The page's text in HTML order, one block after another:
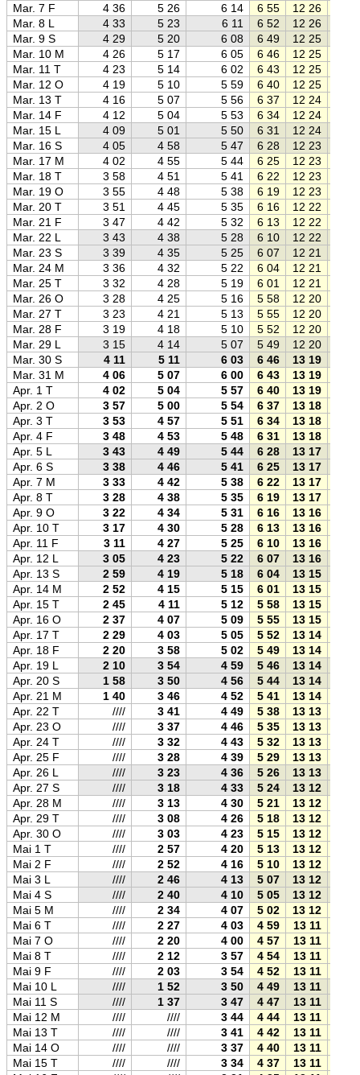
Mar. 7 F
4 36 5 26 6 14 6 55 12 26
Mar. 8 L
4 33 5 23 6 11 6 52 12 26
Mar. 9 S
4 29 5 20 6 08 6 49 12 25
Mar. 10 M
4 26 5 17 6 05 6 46 12 25
Mar. 11 T
4 23 5 14 6 02 6 43 12 25
Mar. 12 O
4 19 5 10 5 59 6 40 12 25
Mar. 13 T
4 16 5 07 5 56 6 37 12 24
Mar. 14 F
4 12 5 04 5 53 6 34 12 24
Mar. 15 L
4 09 5 01 5 50 6 31 12 24
Mar. 16 S
4 05 4 58 5 47 6 28 12 23
Mar. 17 M
4 02 4 55 5 44 6 25 12 23
Mar. 18 T
3 58 4 51 5 41 6 22 12 23
Mar. 19 O
3 55 4 48 5 38 6 19 12 23
Mar. 20 T
3 51 4 45 5 35 6 16 12 22
Mar. 21 F
3 47 4 42 5 32 6 13 12 22
Mar. 22 L
3 43 4 38 5 28 6 10 12 22
Mar. 23 S
3 39 4 35 5 25 6 07 12 21
Mar. 24 M
3 36 4 32 5 22 6 04 12 21
Mar. 25 T
3 32 4 28 5 19 6 01 12 21
Mar. 26 O
3 28 4 25 5 16 5 58 12 20
Mar. 27 T
3 23 4 21 5 13 5 55 12 20
Mar. 28 F
3 19 4 18 5 10 5 52 12 20
Mar. 29 L
3 15 4 14 5 07 5 49 12 20
Mar. 30 S
4 11 5 11 6 03 6 46 13 19
Mar. 31 M
4 06 5 07 6 00 6 43 13 19
Apr. 1 T
4 02 5 04 5 57 6 40 13 19
Apr. 2 O
3 57 5 00 5 54 6 37 13 18
Apr. 3 T
3 53 4 57 5 51 6 34 13 18
Apr. 4 F
3 48 4 53 5 48 6 31 13 18
Apr. 5 L
3 43 4 49 5 44 6 28 13 17
Apr. 6 S
3 38 4 46 5 41 6 25 13 17
Apr. 7 M
3 33 4 42 5 38 6 22 13 17
Apr. 8 T
3 28 4 38 5 35 6 19 13 17
Apr. 9 O
3 22 4 34 5 31 6 16 13 16
Apr. 10 T
3 17 4 30 5 28 6 13 13 16
Apr. 11 F
3 11 4 27 5 25 6 10 13 16
Apr. 12 L
3 05 4 23 5 22 6 07 13 16
Apr. 13 S
2 59 4 19 5 18 6 04 13 15
Apr. 14 M
2 52 4 15 5 15 6 01 13 15
Apr. 15 T
2 45 4 11 5 12 5 58 13 15
Apr. 16 O
2 37 4 07 5 09 5 55 13 15
Apr. 17 T
2 29 4 03 5 05 5 52 13 14
Apr. 18 F
2 20 3 58 5 02 5 49 13 14
Apr. 19 L
2 10 3 54 4 59 5 46 13 14
Apr. 20 S
1 58 3 50 4 56 5 44 13 14
Apr. 21 M
1 40 3 46 4 52 5 41 13 14
Apr. 22 T
//// 3 41 4 49 5 38 13 13
Apr. 23 O
//// 3 37 4 46 5 35 13 13
Apr. 24 T
//// 3 32 4 43 5 32 13 13
Apr. 25 F
//// 3 28 4 39 5 29 13 13
Apr. 26 L
//// 3 23 4 36 5 26 13 13
Apr. 27 S
//// 3 18 4 33 5 24 13 12
Apr. 28 M
//// 3 13 4 30 5 21 13 12
Apr. 29 T
//// 3 08 4 26 5 18 13 12
Apr. 30 O
//// 3 03 4 23 5 15 13 12
Mai 1 T
//// 2 57 4 20 5 13 13 12
Mai 2 F
//// 2 52 4 16 5 10 13 12
Mai 3 L
//// 2 46 4 13 5 07 13 12
Mai 4 S
//// 2 40 4 10 5 05 13 12
Mai 5 M
//// 2 34 4 07 5 02 13 12
Mai 6 T
//// 2 27 4 03 4 59 13 11
Mai 7 O
//// 2 20 4 00 4 57 13 11
Mai 8 T
//// 2 12 3 57 4 54 13 11
Mai 9 F
//// 2 03 3 54 4 52 13 11
Mai 10 L
//// 1 52 3 50 4 49 13 11
Mai 11 S
//// 1 37 3 47 4 47 13 11
Mai 12 M
//// //// 3 44 4 44 13 11
Mai 13 T
//// //// 3 41 4 42 13 11
Mai 14 O
//// //// 3 37 4 40 13 11
Mai 15 T
//// //// 3 34 4 37 13 11